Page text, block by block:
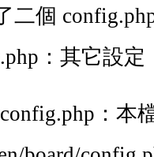
二個
：其它設
：本